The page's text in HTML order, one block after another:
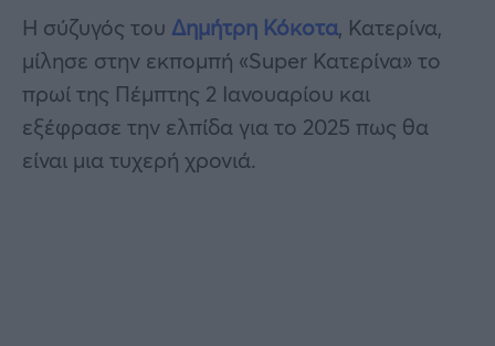
Η σύζυγός του Δημήτρη Κόκοτα, Κατερίνα,
μίλησε στην εκπομπή «Super Κατερίνα» το
πρωί της Πέμπτης 2 Ιανουαρίου και
εξέφρασε την ελπίδα για το 2025 πως θα
είναι μια τυχερή χρονιά.